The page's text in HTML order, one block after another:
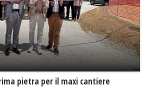
pietra per il maxi cantiere